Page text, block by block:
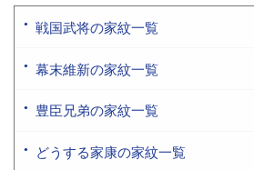
戦国武将の家紋一覧
幕末維新の家紋一覧
豊臣兄弟の家紋一覧
どうする家康の家紋一覧